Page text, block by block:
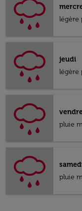
légère
jeudi
légère
pluie
pluie